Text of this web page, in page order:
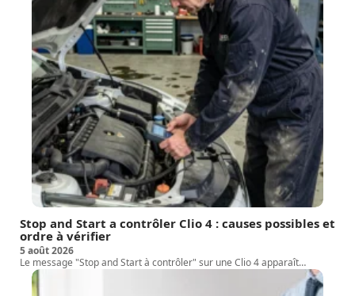
Stop and Start a contrôler Clio 4 : causes possibles et
ordre à vérifier
5 août 2026
Le message "Stop and Start à contrôler" sur une Clio 4 apparaît…